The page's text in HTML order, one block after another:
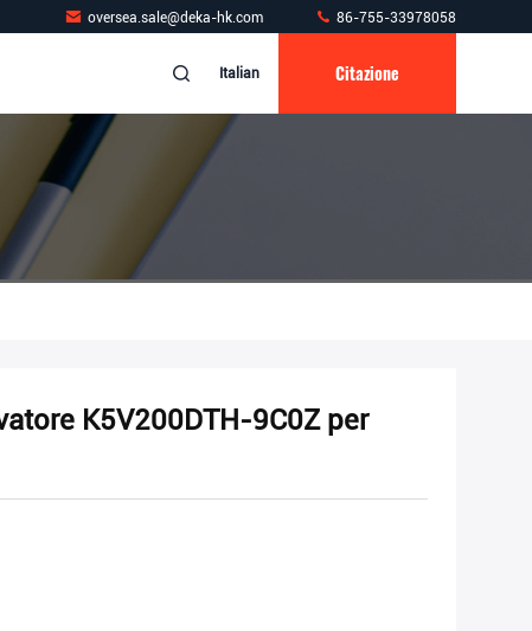
oversea.sale@deka-hk.com 86-755-33978058
Italian Citazione
K5V200DTH-9C0Z per